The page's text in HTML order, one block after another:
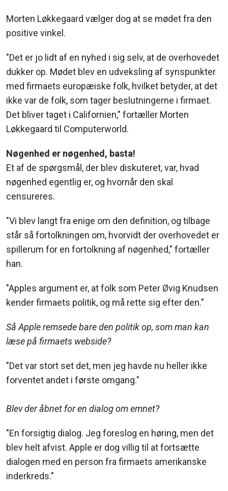
Morten Løkkegaard vælger dog at se mødet fra den
positive vinkel.
"Det er jo lidt af en nyhed i sig selv, at de overhovedet
dukker op. Mødet blev en udveksling af synspunkter
med firmaets europæiske folk, hvilket betyder, at det
ikke var de folk, som tager beslutningerne i firmaet.
Det bliver taget i Californien," fortæller Morten
Løkkegaard til Computerworld.
Nøgenhed er nøgenhed, basta!
Et af de spørgsmål, der blev diskuteret, var, hvad
nøgenhed egentlig er, og hvornår den skal
censureres.
"Vi blev langt fra enige om den definition, og tilbage
står så fortolkningen om, hvorvidt der overhovedet er
spillerum for en fortolkning af nøgenhed," fortæller
han.
"Apples argument er, at folk som Peter Øvig Knudsen
kender firmaets politik, og må rette sig efter den."
Så Apple remsede bare den politik op, som man kan
læse på firmaets webside?
"Det var stort set det, men jeg havde nu heller ikke
forventet andet i første omgang."
Blev der åbnet for en dialog om emnet?
"En forsigtig dialog. Jeg foreslog en høring, men det
blev helt afvist. Apple er dog villig til at fortsætte
dialogen med en person fra firmaets amerikanske
inderkreds."